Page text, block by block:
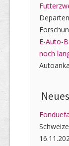
E-Auto-
noch